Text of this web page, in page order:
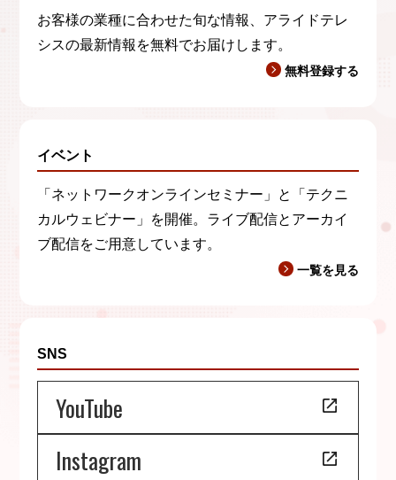
お客様の業種に合わせた旬な情報、アライドテレ
シスの最新情報を無料でお届けします。
無料登録する
イベント
「ネットワークオンラインセミナー」と「テクニ
カルウェビナー」を開催。ライブ配信とアーカイ
ブ配信をご用意しています。
一覧を見る
SNS
YouTube
Instagram